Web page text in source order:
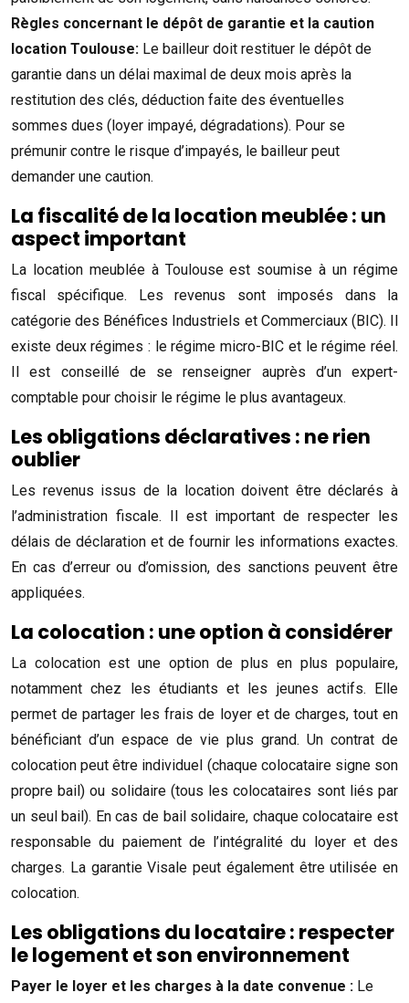
Règles concernant le dépôt de garantie et la caution
location Toulouse: Le bailleur doit restituer le dépôt de
garantie dans un délai maximal de deux mois après la
restitution des clés, déduction faite des éventuelles
sommes dues (loyer impayé, dégradations). Pour se
prémunir contre le risque d’impayés, le bailleur peut
demander une caution.
La fiscalité de la location meublée : un
aspect important
La location meublée à Toulouse est soumise à un régime
fiscal spécifique. Les revenus sont imposés dans la
catégorie des Bénéfices Industriels et Commerciaux (BIC). Il
existe deux régimes : le régime micro-BIC et le régime réel.
Il est conseillé de se renseigner auprès d’un expert-
comptable pour choisir le régime le plus avantageux.
Les obligations déclaratives : ne rien
oublier
Les revenus issus de la location doivent être déclarés à
l’administration fiscale. Il est important de respecter les
délais de déclaration et de fournir les informations exactes.
En cas d’erreur ou d’omission, des sanctions peuvent être
appliquées.
La colocation : une option à considérer
La colocation est une option de plus en plus populaire,
notamment chez les étudiants et les jeunes actifs. Elle
permet de partager les frais de loyer et de charges, tout en
bénéficiant d’un espace de vie plus grand. Un contrat de
colocation peut être individuel (chaque colocataire signe son
propre bail) ou solidaire (tous les colocataires sont liés par
un seul bail). En cas de bail solidaire, chaque colocataire est
responsable du paiement de l’intégralité du loyer et des
charges. La garantie Visale peut également être utilisée en
colocation.
Les obligations du locataire : respecter
le logement et son environnement
Payer le loyer et les charges à la date convenue : Le